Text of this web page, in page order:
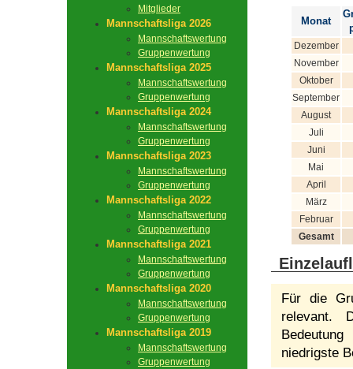
Mitglieder
Mannschaftsliga 2026
Mannschaftswertung
Gruppenwertung
Mannschaftsliga 2025
Mannschaftswertung
Gruppenwertung
Mannschaftsliga 2024
Mannschaftswertung
Gruppenwertung
Mannschaftsliga 2023
Mannschaftswertung
Gruppenwertung
Mannschaftsliga 2022
Mannschaftswertung
Gruppenwertung
Mannschaftsliga 2021
Mannschaftswertung
Gruppenwertung
Mannschaftsliga 2020
Mannschaftswertung
Gruppenwertung
Mannschaftsliga 2019
Mannschaftswertung
Gruppenwertung
Monat
Dezember
November
Oktober
September
August
Juli
Juni
Mai
April
März
Februar
Gesamt
Für die
relevant.
niedrigste